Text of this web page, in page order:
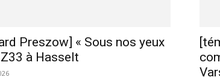
Preszow] « Sous nos yeux
Z33 à Hasselt